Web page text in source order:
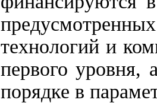
технологий и
первого уровня,
порядке в